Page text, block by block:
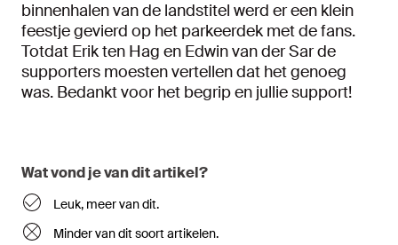
binnenhalen van de landstitel werd er een klein
feestje gevierd op het parkeerdek met de fans.
Totdat Erik ten Hag en Edwin van der Sar de
supporters moesten vertellen dat het genoeg
was. Bedankt voor het begrip en jullie support!
Wat vond je van dit artikel?
Leuk, meer van dit.
Minder van dit soort artikelen.